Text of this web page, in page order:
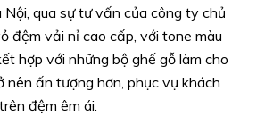
qua sự tư vấn của công ty chủ
đệm vải nỉ cao cấp, với tone màu
hợp với những bộ ghế gỗ làm cho
nên ấn tượng hơn, phục vụ khách
đệm êm ái.